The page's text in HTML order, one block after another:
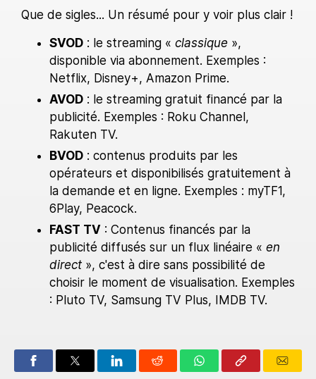
Que de sigles... Un résumé pour y voir plus clair !
SVOD : le streaming « classique »,
disponible via abonnement. Exemples :
Netflix, Disney+, Amazon Prime.
AVOD : le streaming gratuit financé par la
publicité. Exemples : Roku Channel,
Rakuten TV.
BVOD : contenus produits par les
opérateurs et disponibilisés gratuitement à
la demande et en ligne. Exemples : myTF1,
6Play, Peacock.
FAST TV : Contenus financés par la
publicité diffusés sur un flux linéaire « en
direct », c'est à dire sans possibilité de
choisir le moment de visualisation. Exemples
: Pluto TV, Samsung TV Plus, IMDB TV.